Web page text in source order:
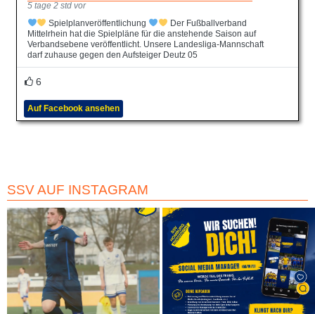
5 tage 2 std vor
Spielplanveröffentlichung
Der Fußballverband
Mittelrhein hat die Spielpläne für die anstehende Saison auf
Verbandsebene veröffentlicht. Unsere Landesliga-Mannschaft
darf zuhause gegen den Aufsteiger Deutz 05
6
Auf Facebook ansehen
SSV AUF INSTAGRAM